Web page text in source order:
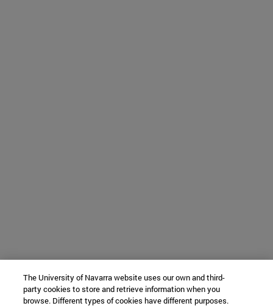
The University of Navarra website uses our own and third-
party cookies to store and retrieve information when you
browse. Different types of cookies have different purposes.